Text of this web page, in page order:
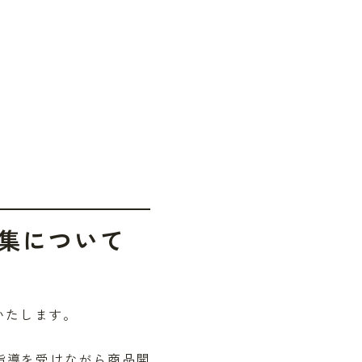
について
します。